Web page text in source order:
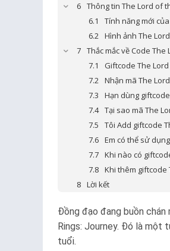
Thông tin The Lord of
Tính năng mới
Hình ảnh The
Thắc mắc về Code
Giftcode The
Nhận mã The
Hạn dùng
Tại sao mã The
Tôi Add giftcode
Em có thể sử
Khi nào có
Khi thêm giftcode
Lời kết
Đồng đạo đang buồn
Rings: Journey. Đó là một
tuổi.